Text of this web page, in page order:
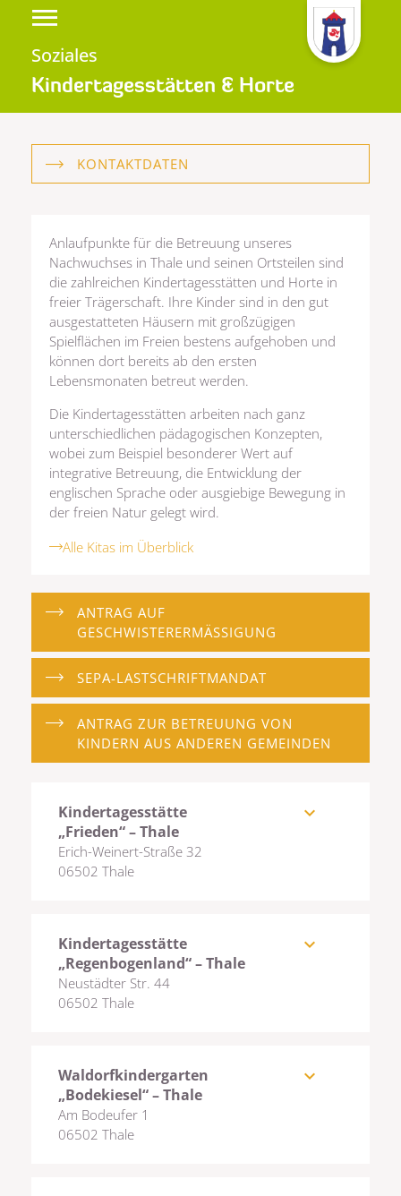
Soziales
Kindertagesstätten & Horte
KONTAKTDATEN
Anlaufpunkte für die Betreuung unseres
Nachwuchses in Thale und seinen Ortsteilen sind
die zahlreichen Kindertagesstätten und Horte in
freier Trägerschaft. Ihre Kinder sind in den gut
ausgestatteten Häusern mit großzügigen
Spielflächen im Freien bestens aufgehoben und
können dort bereits ab den ersten
Lebensmonaten betreut werden.
Die Kindertagesstätten arbeiten nach ganz
unterschiedlichen pädagogischen Konzepten,
wobei zum Beispiel besonderer Wert auf
integrative Betreuung, die Entwicklung der
englischen Sprache oder ausgiebige Bewegung in
der freien Natur gelegt wird.
Alle Kitas im Überblick
ANTRAG AUF
GESCHWISTERERMÄSSIGUNG
SEPA-LASTSCHRIFTMANDAT
ANTRAG ZUR BETREUUNG VON
KINDERN AUS ANDEREN GEMEINDEN
Kindertagesstätte
„Frieden“ – Thale
Erich-Weinert-Straße 32
06502 Thale
expand_more
Kindertagesstätte
„Regenbogenland“ – Thale
Neustädter Str. 44
06502 Thale
expand_more
Waldorfkindergarten
„Bodekiesel“ – Thale
Am Bodeufer 1
06502 Thale
expand_more